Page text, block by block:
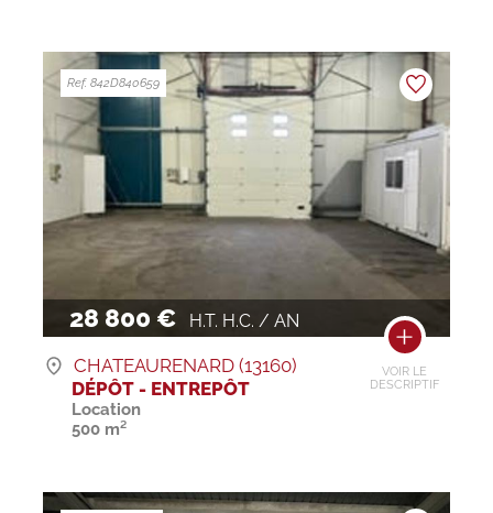
28 800 € H.T. H.C. / AN
VOIR LE
DESCRIPTIF
Ref. 842D840659
CHATEAURENARD (13160)
DÉPÔT - ENTREPÔT
Location
500 m²